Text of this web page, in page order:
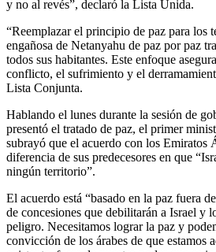
y no al revés”, declaró la Lista Unida.
“Reemplazar el principio de paz para los
engañosa de Netanyahu de paz por paz
todos sus habitantes. Este enfoque
conflicto, el sufrimiento y el
Lista Conjunta.
Hablando el lunes durante la sesión de
presentó el tratado de paz, el primer
subrayó que el acuerdo con los Emiratos
diferencia de sus predecesores en que
ningún territorio”.
El acuerdo está “basado en la paz fuera
de concesiones que debilitarán a Israel y
peligro. Necesitamos lograr la paz y
convicción de los árabes de que estamos